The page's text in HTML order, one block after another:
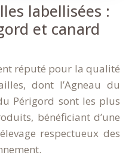
labellisées :
et canard
réputé pour la qualité
dont l’Agneau du
Périgord sont les plus
bénéficiant d’une
respectueux des